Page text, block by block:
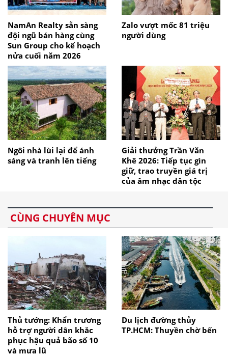
NamAn Realty sẵn sàng
đội ngũ bán hàng cùng
Sun Group cho kế hoạch
nửa cuối năm 2026
Zalo vượt mốc 81 triệu
người dùng
Ngôi nhà lùi lại để ánh
sáng và tranh lên tiếng
Giải thưởng Trần Văn
Khê 2026: Tiếp tục gìn
giữ, trao truyền giá trị
của âm nhạc dân tộc
CÙNG CHUYÊN MỤC
Thủ tướng: Khẩn trương
hỗ trợ người dân khắc
phục hậu quả bão số 10
và mưa lũ
Du lịch đường thủy
TP.HCM: Thuyền chờ bến